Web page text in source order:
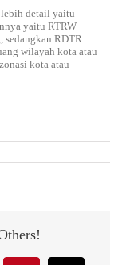
lebih detail yaitu
yaitu RTRW
sedangkan RDTR
wilayah kota atau
kota atau